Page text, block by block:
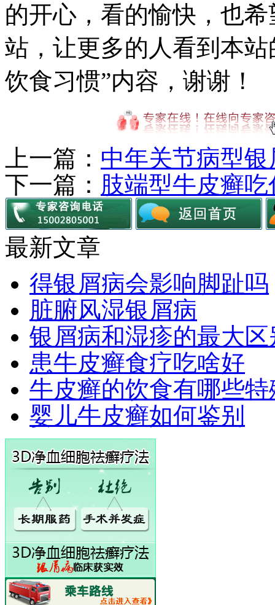
的开心，看的愉快，也
站，让更多的人看到本
饮食习惯”内容，谢谢！
上一篇： 中年关节病型
下一篇： 肢端型牛皮癣
最新文章
得银屑病会影响脚趾吗
脏腑风湿银屑病
银屑病和湿疹的最大区
患牛皮癣食疗吃啥好
牛皮癣的饮食有哪些
婴儿牛皮癣如何鉴别